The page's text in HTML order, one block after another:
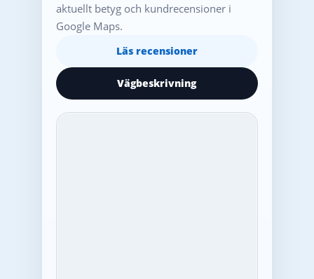
aktuellt betyg och kundrecensioner i
Google Maps.
Läs recensioner
Vägbeskrivning